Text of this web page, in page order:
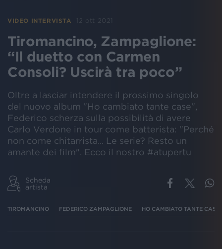
VIDEO INTERVISTA 12 ott 2021
Tiromancino, Zampaglione:
“Il duetto con Carmen
Consoli? Uscirà tra poco”
Oltre a lasciar intendere il prossimo singolo
del nuovo album "Ho cambiato tante case",
Federico scherza sulla possibilità di avere
Carlo Verdone in tour come batterista: "Perché
non come chitarrista... Le serie? Resto un
amante dei film". Ecco il nostro #atupertu
Scheda
artista
TIROMANCINO FEDERICO ZAMPAGLIONE HO CAMBIATO TANTE CASE